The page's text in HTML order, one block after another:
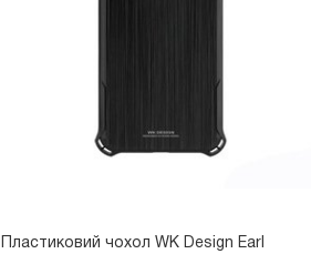
Пластиковий чохол WK Design Earl